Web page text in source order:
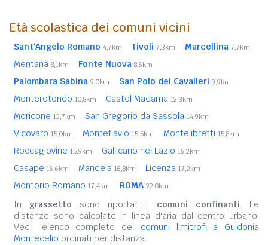
Età scolastica dei comuni vicini
Sant'Angelo Romano 4,7km Tivoli 7,3km Marcellina 7,7km
Mentana 8,1km Fonte Nuova 8,6km
Palombara Sabina 9,0km San Polo dei Cavalieri 9,9km
Monterotondo 10,8km Castel Madama 12,3km
Moricone 13,7km San Gregorio da Sassola 14,9km
Vicovaro 15,0km Monteflavio 15,5km Montelibretti 15,8km
Roccagiovine 15,9km Gallicano nel Lazio 16,2km
Casape 16,6km Mandela 16,8km Licenza 17,2km
Montorio Romano 17,4km ROMA 22,0km
In grassetto sono riportati i comuni confinanti. Le
distanze sono calcolate in linea d'aria dal centro urbano.
Vedi l'elenco completo dei comuni limitrofi a Guidonia
Montecelio ordinati per distanza.